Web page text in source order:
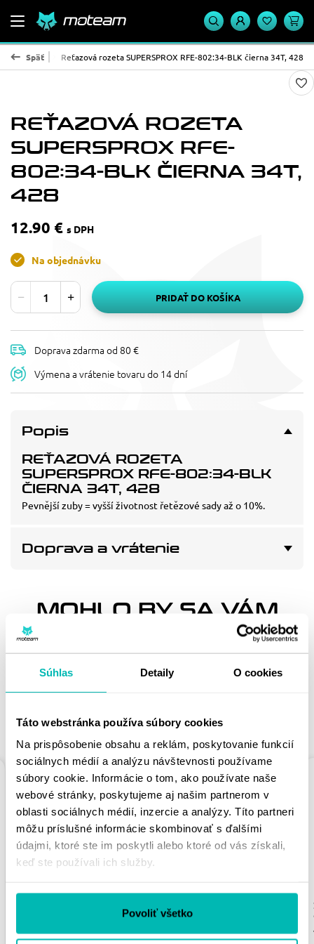
Súhlas Detaily O cookies
Táto webstránka používa súbory cookies
Na prispôsobenie obsahu a reklám, poskytovanie funkcií
sociálnych médií a analýzu návštevnosti používame
súbory cookie. Informácie o tom, ako používate naše
webové stránky, poskytujeme aj našim partnerom v
oblasti sociálnych médií, inzercie a analýzy. Títo partneri
môžu príslušné informácie skombinovať s ďalšími
údajmi, ktoré ste im poskytli alebo ktoré od vás získali,
keď ste používali ich služby.
Povoliť všetko
Späť
- oceľ Reťazová rozeta SUPERSPROX RFE-802:34-BLK čierna 34T, 428
REŤAZOVÁ ROZETA
SUPERSPROX RFE-
802:34-BLK ČIERNA 34T,
428
12.90 € s DPH
Na objednávku
PRIDAŤ DO KOŠÍKA
Doprava zdarma od 80 €
Výmena a vrátenie tovaru do 14 dní
Popis
REŤAZOVÁ ROZETA
SUPERSPROX RFE-802:34-BLK
ČIERNA 34T, 428
Pevnější zuby = vyšší životnost řetězové sady až o 10%.
Doprava a vrátenie
MOHLO BY SA VÁM
PODOBNÉ PRODUKTY
REŤAZOVÁ ROZETA
2012:39-BLK ČIERNA
REŤAZOVÁ ROZETA
990:41-BLK ČIERNA